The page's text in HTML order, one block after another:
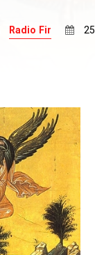
Radio Fir